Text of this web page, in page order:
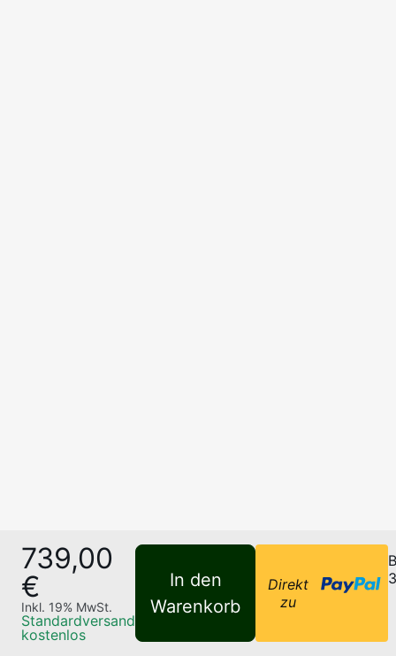
739,00
€
Inkl. 19% MwSt.
Standardversand
kostenlos
In den
Warenkorb
Direkt
zu